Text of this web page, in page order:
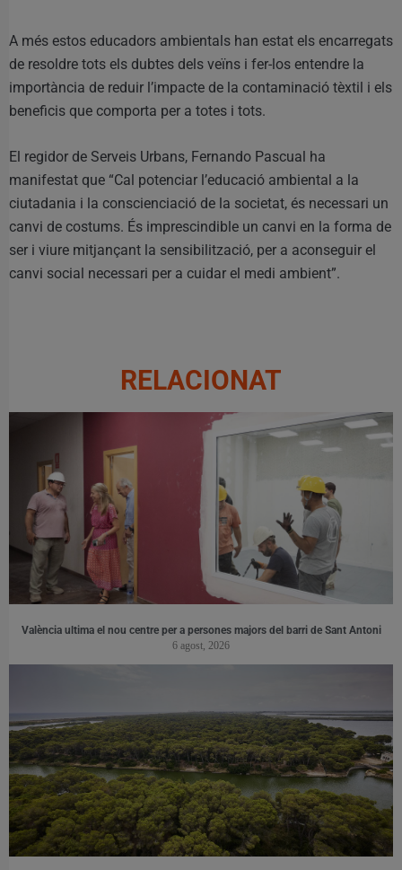
A més estos educadors ambientals han estat els encarregats
de resoldre tots els dubtes dels veïns i fer-los entendre la
importància de reduir l’impacte de la contaminació tèxtil i els
beneficis que comporta per a totes i tots.
El regidor de Serveis Urbans, Fernando Pascual ha
manifestat que “Cal potenciar l’educació ambiental a la
ciutadania i la conscienciació de la societat, és necessari un
canvi de costums. És imprescindible un canvi en la forma de
ser i viure mitjançant la sensibilització, per a aconseguir el
canvi social necessari per a cuidar el medi ambient”.
RELACIONAT
València ultima el nou centre per a persones majors del barri de Sant Antoni
6 agost, 2026